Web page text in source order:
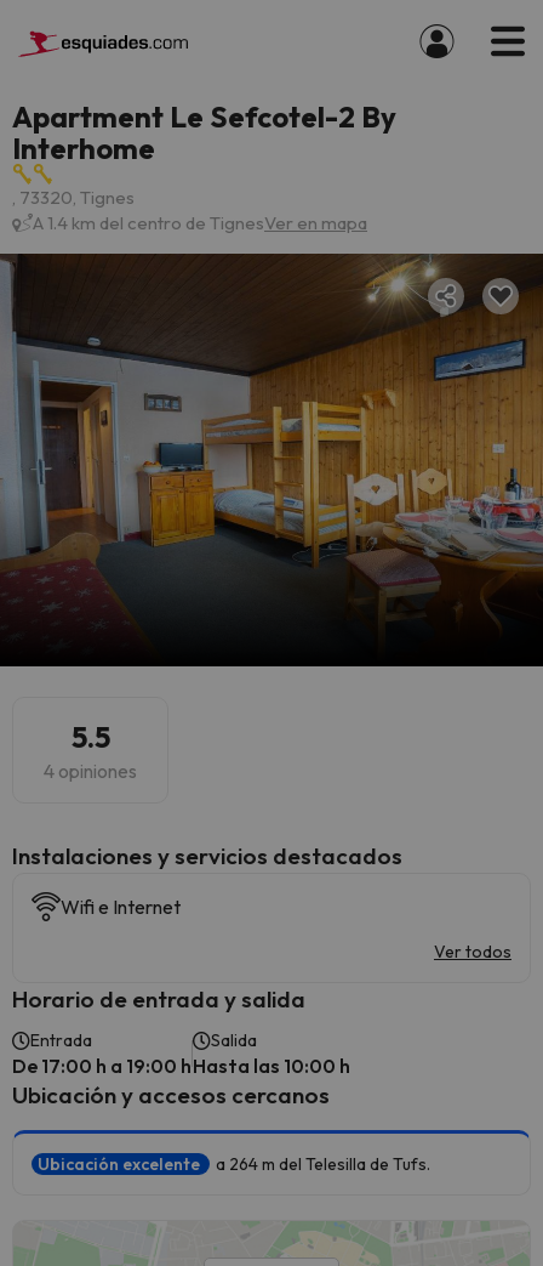
Apartment Le Sefcotel-2 By
Interhome
, 73320, Tignes
A 1.4 km del centro de TignesVer en mapa
5.5
4 opiniones
Instalaciones y servicios destacados
Wifi e Internet
Ver todos
Horario de entrada y salida
Entrada
De 17:00 h a 19:00 h
Salida
Hasta las 10:00 h
Ubicación y accesos cercanos
Ubicación excelente a 264 m del Telesilla de Tufs.